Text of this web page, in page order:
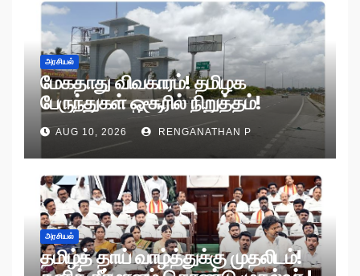
அரசியல்
மேகதாது விவகாரம்! தமிழக
பேருந்துகள் ஒசூரில் நிறுத்தம்!
AUG 10, 2026 RENGANATHAN P
அரசியல்
தமிழ்த் தாய் வாழ்த்துக்கு முதலிடம்!